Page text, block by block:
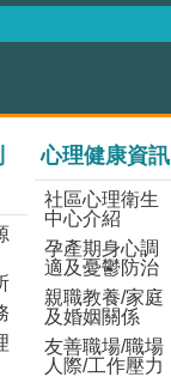
心理健康資訊
社區心理衛生
中心介紹
孕產期身心調
適及憂鬱防治
親職教養/家庭
及婚姻關係
友善職場/職場
人際/工作壓力